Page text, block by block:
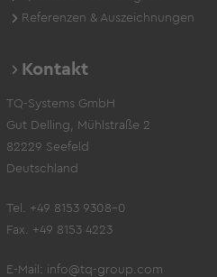
Referenzen & Auszeichnungen
Kontakt
TQ-Systems GmbH
Gut Delling, Mühlstraße 2
82229 Seefeld
Deutschland
Tel. +49 8153 9308-0
Fax. +49 8153 4223
E-Mail: info@tq-group.com